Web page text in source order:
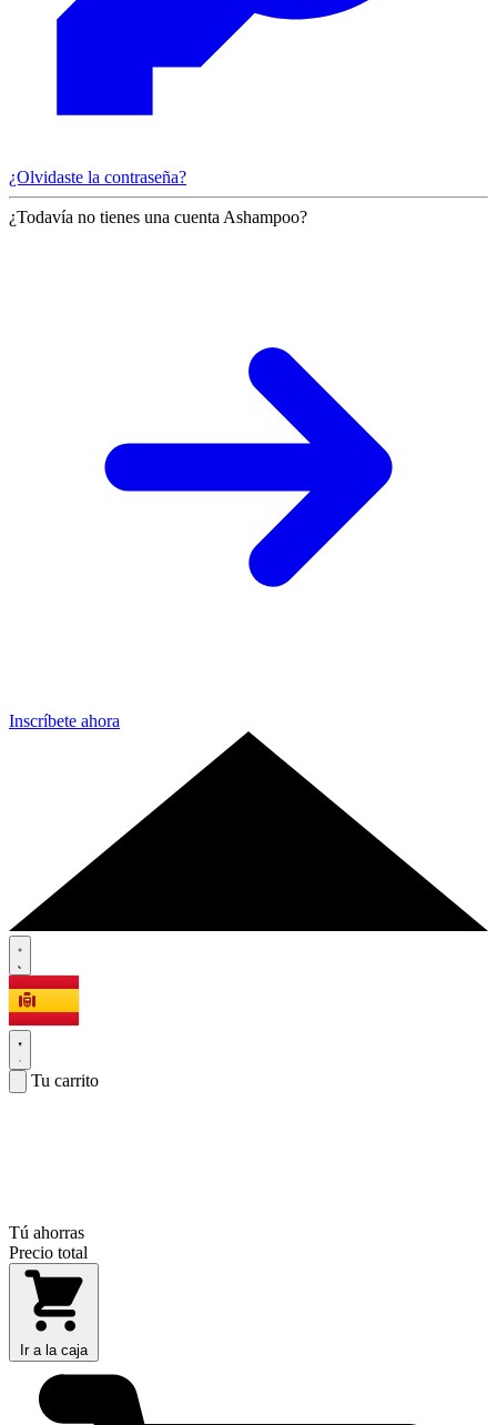
¿Olvidaste la contraseña?
¿Todavía no tienes una cuenta Ashampoo?
Inscríbete ahora
Tu carrito
Tú ahorras
Precio total
Ir a la caja